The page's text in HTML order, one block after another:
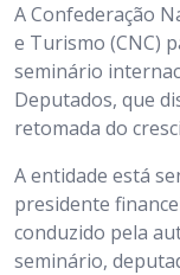
A Confederação
e Turismo (CNC)
seminário
Deputados, que
retomada do
A entidade está
presidente
conduzido pela
seminário,